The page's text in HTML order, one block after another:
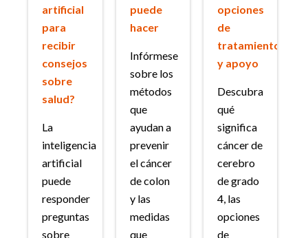
artificial
para
recibir
consejos
sobre
salud?
La
inteligencia
artificial
puede
responder
preguntas
sobre
puede
hacer
Infórmese
sobre los
métodos
que
ayudan a
prevenir
el cáncer
de colon
y las
medidas
que
opciones
de
tratamiento
y apoyo
Descubra
qué
significa
cáncer de
cerebro
de grado
4, las
opciones
de